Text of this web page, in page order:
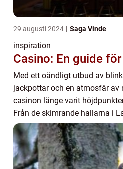
29 augusti 2024 Saga Vinde
inspiration
Casino: En guide
Med ett oändligt utbud av
jackpottar och en atmosfär av
casinon länge varit
Från de skimrande hallarna i
v&...